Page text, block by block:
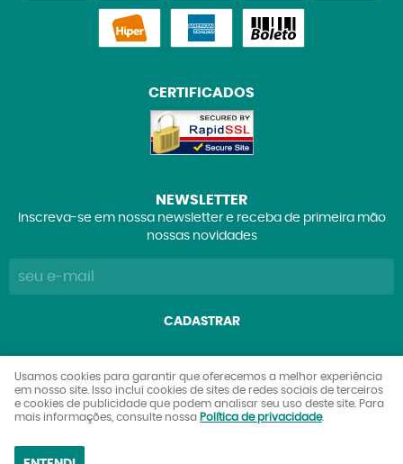
CERTIFICADOS
NEWSLETTER
Inscreva-se em nossa newsletter e receba de primeira mão
nossas novidades
CADASTRAR
Explorers Club Comércio de Brinquedos e Colecionáveis
Ltda
CNPJ: 27.842.089/0001-90
Usamos cookies para garantir que oferecemos a melhor experiência
em nosso site. Isso inclui cookies de sites de redes sociais de terceiros
e cookies de publicidade que podem analisar seu uso deste site. Para
mais informações, consulte nossa Política de privacidade.